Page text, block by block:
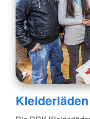
Kleiderläden